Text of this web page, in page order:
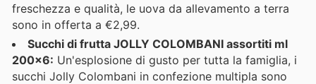
freschezza e qualità, le uova da allevamento a terra
sono in offerta a €2,99.
Succhi di frutta JOLLY COLOMBANI assortiti ml
200x6: Un'esplosione di gusto per tutta la famiglia, i
succhi Jolly Colombani in confezione multipla sono